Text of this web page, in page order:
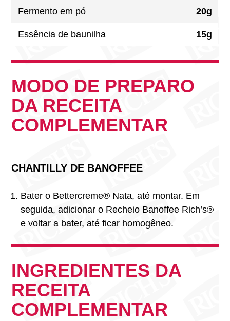
Fermento em pó 20g
Essência de baunilha 15g
MODO DE PREPARO
DA RECEITA
COMPLEMENTAR
CHANTILLY DE BANOFFEE
Bater o Bettercreme® Nata, até montar. Em
seguida, adicionar o Recheio Banoffee Rich’s®
e voltar a bater, até ficar homogêneo.
INGREDIENTES DA
RECEITA
COMPLEMENTAR